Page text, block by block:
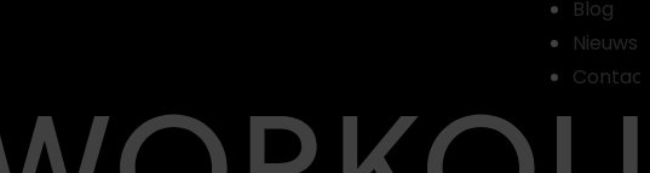
Blog
Nieuws